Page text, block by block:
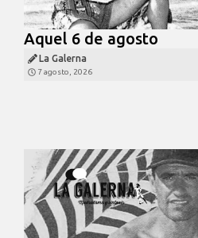
Aquel 6 de agosto
La Galerna
7 agosto, 2026